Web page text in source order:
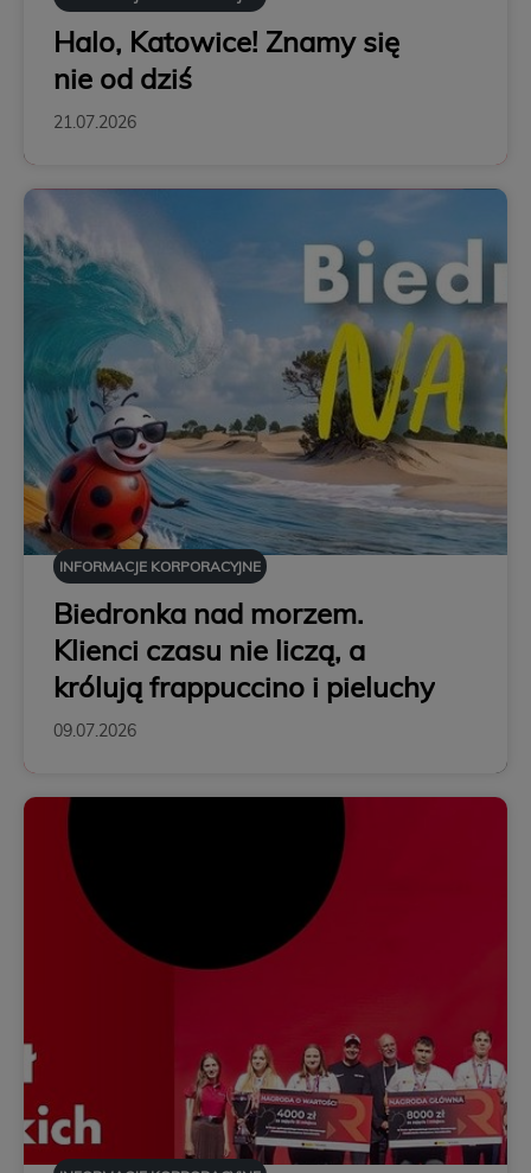
Halo, Katowice! Znamy się
nie od dziś
21.07.2026
INFORMACJE KORPORACYJNE
Biedronka nad morzem.
Klienci czasu nie liczą, a
królują frappuccino i pieluchy
09.07.2026